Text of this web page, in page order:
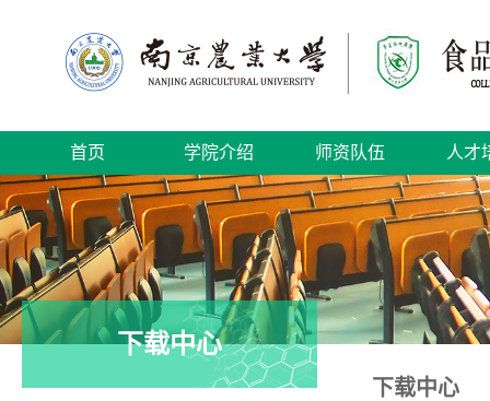
首页 学院介绍 师资队伍 人才
下载中心
下载中心